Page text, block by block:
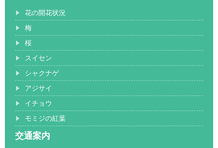
花の開花状況
梅
桜
スイセン
シャクナゲ
アジサイ
イチョウ
モミジの紅葉
交通案内